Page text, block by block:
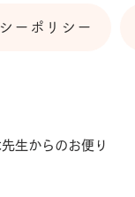
ーポリシー
生からのお便り